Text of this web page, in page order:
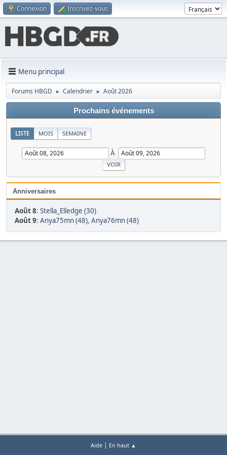
Connexion Inscrivez-vous
Menu principal
Forums HBGD ► Calendrier ► Août 2026
Prochains événements
LISTE MOIS SEMAINE
À
Anniversaires
Août 8: Stella_Elledge (30)
Août 9: Anya75mn (48), Anya76mn (48)
Aide | En haut ▲